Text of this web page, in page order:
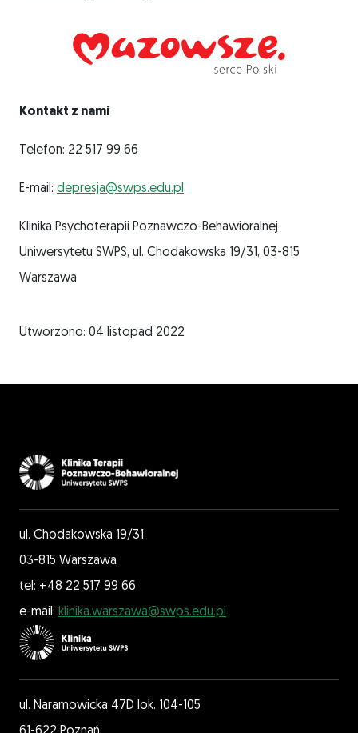
Kontakt z nami
Telefon: 22 517 99 66
E-mail: depresja@swps.edu.pl
Klinika Psychoterapii Poznawczo-Behawioralnej
Uniwersytetu SWPS, ul. Chodakowska 19/31, 03-815
Warszawa
Utworzono: 04 listopad 2022
ul. Chodakowska 19/31
03-815 Warszawa
tel: +48 22 517 99 66
e-mail: klinika.warszawa@swps.edu.pl
ul. Naramowicka 47D lok. 104-105